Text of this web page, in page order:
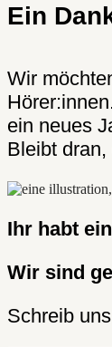
Ein
Wir
ein neues
Bleibt
Ihr habt
Wir sind
Schreib